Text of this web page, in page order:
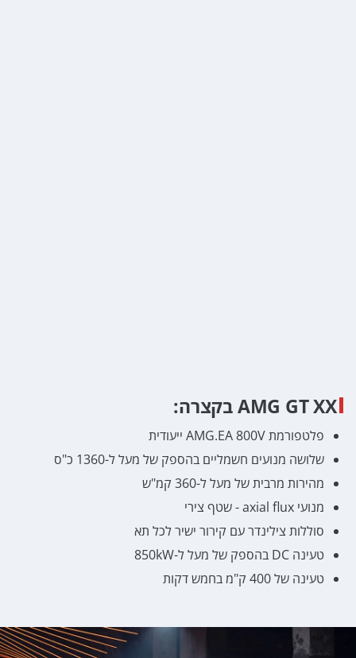
AMG GT XX בקצרה:
פלטפורמת AMG.EA 800V ייעודית
שלושה מנועים חשמליים בהספק של מעל ל-1360 כ"ס
מהירות מרבית של מעל ל-360 קמ"ש
מנועי axial flux - שטף צירי
סוללות צילינדר עם קירור ישיר לכל תא
טעינה DC בהספק של מעל ל-850kW
טעינה של 400 ק"מ בחמש דקות